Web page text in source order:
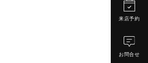
来店予約
お問合せ